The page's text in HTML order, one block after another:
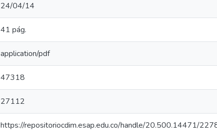
24/04/14
41 pág.
application/pdf
47318
27112
https://repositoriocdim.esap.edu.co/handle/20.500.14471/